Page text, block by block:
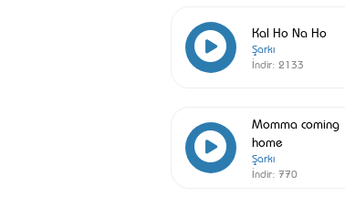
Kal Ho Na Ho
Şarkı
İndir: 2133
Momma coming
home
Şarkı
İndir: 770